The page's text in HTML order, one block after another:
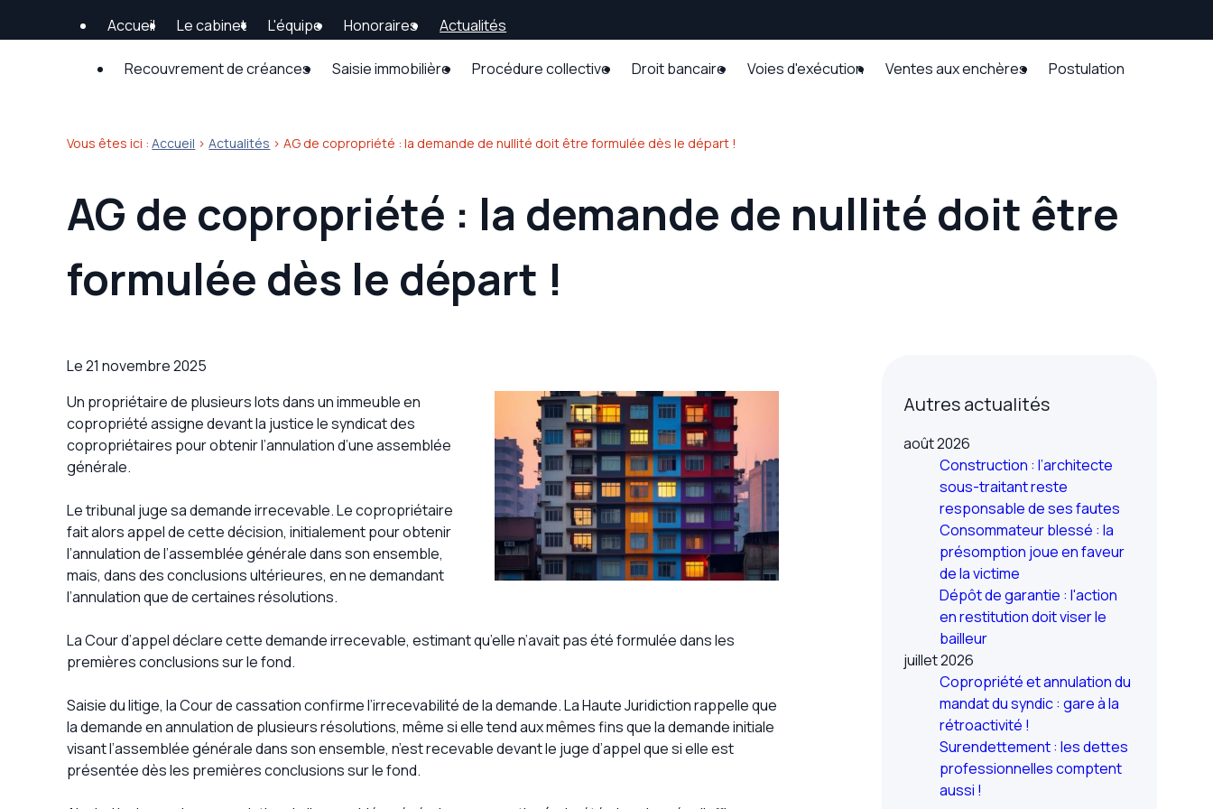
Accueil Le cabinet L'équipe Honoraires Actualités
Recouvrement de créances Saisie immobilière Procédure collective Droit bancaire Voies d'exécution Ventes aux enchères Postulation
Vous êtes ici : Accueil >Actualités > AG de copropriété : la demande de nullité doit être formulée dès le départ !
AG de copropriété : la demande de nullité doit être
formulée dès le départ !
Le21 novembre 2025
Un propriétaire de plusieurs lots dans un immeuble en
copropriété assigne devant la justice le syndicat des
copropriétaires pour obtenir l’annulation d’une assemblée
générale.
Le tribunal juge sa demande irrecevable. Le copropriétaire
fait alors appel de cette décision, initialement pour obtenir
l’annulation de l’assemblée générale dans son ensemble,
mais, dans des conclusions ultérieures, en ne demandant
l’annulation que de certaines résolutions.
La Cour d’appel déclare cette demande irrecevable, estimant qu’elle n’avait pas été formulée dans les
premières conclusions sur le fond.
Saisie du litige, la Cour de cassation confirme l’irrecevabilité de la demande. La Haute Juridiction rappelle que
la demande en annulation de plusieurs résolutions, même si elle tend aux mêmes fins que la demande initiale
visant l’assemblée générale dans son ensemble, n’est recevable devant le juge d’appel que si elle est
présentée dès les premières conclusions sur le fond.
Autres actualités
août 2026
Construction : l’architecte
sous-traitant reste
responsable de ses fautes
Consommateur blessé : la
présomption joue en faveur
de la victime
Dépôt de garantie : l'action
en restitution doit viser le
bailleur
juillet 2026
Copropriété et annulation du
mandat du syndic : gare à la
rétroactivité !
Surendettement : les dettes
professionnelles comptent
aussi !